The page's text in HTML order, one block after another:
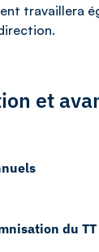
travaillera
et
du TT